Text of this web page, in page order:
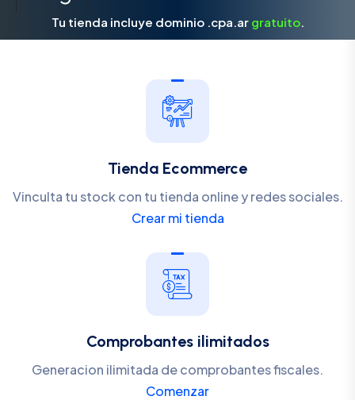
Tu tienda incluye dominio .cpa.ar gratuito.
Tienda Ecommerce
Vinculta tu stock con tu tienda online y redes sociales.
Crear mi tienda
Comprobantes ilimitados
Generacion ilimitada de comprobantes fiscales.
Comenzar